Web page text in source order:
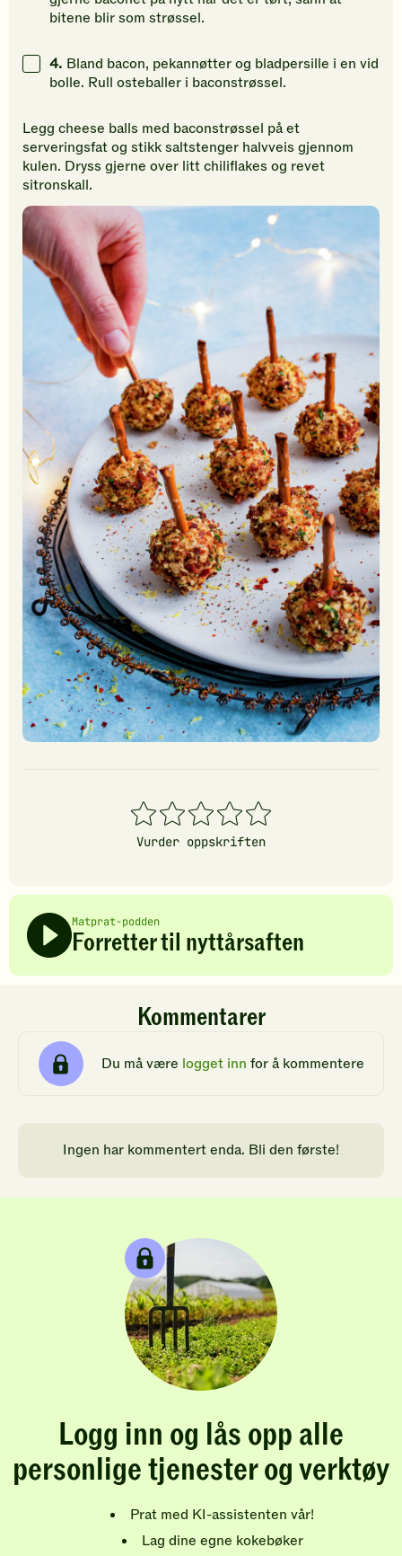
bitene blir som strøssel.
4. Bland bacon, pekannøtter og bladpersille i en vid
bolle. Rull osteballer i baconstrøssel.
Legg cheese balls med baconstrøssel på et
serveringsfat og stikk saltstenger halvveis gjennom
kulen. Dryss gjerne over litt chiliflakes og revet
sitronskall.
1
stjerner
2
stjerner
3
stjerner
4
stjerner
5
stjerner
Vurder oppskriften
Matprat-podden
Forretter til nyttårsaften
Kommentarer
Du må være logget inn for å kommentere
Ingen har kommentert enda. Bli den første!
Logg inn og lås opp alle
personlige tjenester og verktøy
Prat med KI-assistenten vår!
Lag dine egne kokebøker